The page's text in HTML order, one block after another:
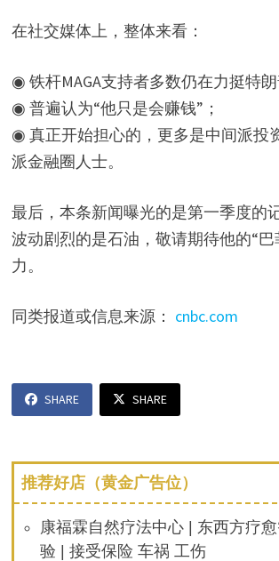
在社交媒体上，整体来看：
◉ 铁杆MAGA支持者多数仍在力挺特朗
◉ 普遍认为“他只是会赚钱”；
◉ 真正开始担心的，更多是中间派投
派金融圈人士。
最后，本条新闻曝光的是第一季度的
波动剧烈的是石油，敬请期待他的“巴
力。
同类报道或信息来源： cnbc.com
SHARE SHARE
推荐好店（黄金广告位）
康福霖自然疗法中心 | 东西方疗
验 | 接受保险 车祸 工伤